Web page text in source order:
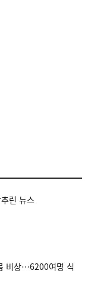
린 뉴스
비상…6200여명 식